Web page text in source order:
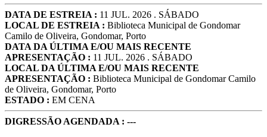
DATA DE ESTREIA : 11 JUL. 2026 . SÁBADO
LOCAL DE ESTREIA : Biblioteca Municipal de Gondomar
Camilo de Oliveira, Gondomar, Porto
DATA DA ÚLTIMA E/OU MAIS RECENTE
APRESENTAÇÃO : 11 JUL. 2026 . SÁBADO
LOCAL DA ÚLTIMA E/OU MAIS RECENTE
APRESENTAÇÃO : Biblioteca Municipal de Gondomar Camilo
de Oliveira, Gondomar, Porto
ESTADO : EM CENA
DIGRESSÃO AGENDADA : ---